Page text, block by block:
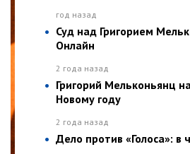
год назад
Суд над Григорием
Онлайн
2 года назад
Григорий Мельконьянц
Новому году
2 года назад
Дело против «Голоса»: в